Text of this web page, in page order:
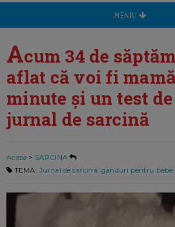
MENIU
Acum 34 de
aflat că voi fi
minute și un test
jurnal de sarcină
Acasa > SARCINA
TEMA: Jurnal de sarcina: ganduri pentru bebe